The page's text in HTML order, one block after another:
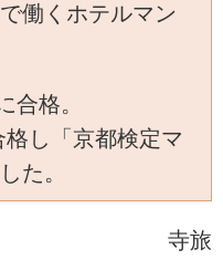
働くホテルマン
合格。
し「京都検定マ
た。
寺旅